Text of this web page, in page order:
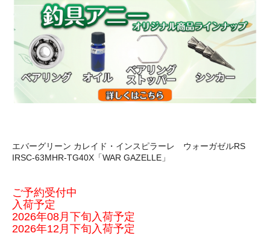
エバーグリーン カレイド・インスピラーレ ウォーガゼルRS
IRSC-63MHR-TG40X「WAR GAZELLE」
ご予約受付中
入荷予定
2026年08月下旬入荷予定
2026年12月下旬入荷予定